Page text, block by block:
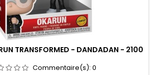
TRANSFORMED - DANDADAN - 2100
Commentaire(s): 0